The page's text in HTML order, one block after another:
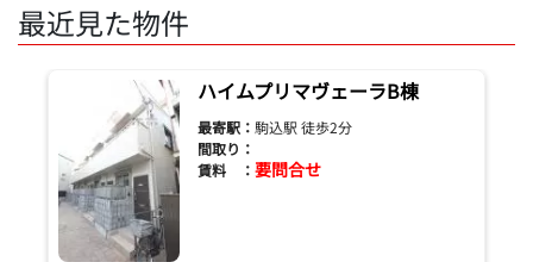
最近見た物件
ハイムプリマヴェーラB棟
最寄駅： 駒込駅 徒歩2分
間取り：
賃料 ： 要問合せ